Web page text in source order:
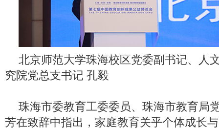
北京师范大学珠海校区党委副书记、人
究院党总支书记 孔毅
珠海市委教育工委委员、珠海市教育局
芳在致辞中指出，家庭教育关乎个体成长